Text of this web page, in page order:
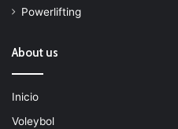
Powerlifting
About us
Inicio
Voleybol